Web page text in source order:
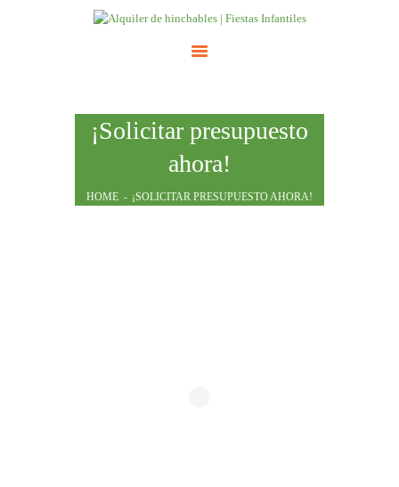
¡Solicitar presupuesto
ahora!
HOME ¡SOLICITAR PRESUPUESTO AHORA!
INICIO
ATRACCIONES
NOSOTROS